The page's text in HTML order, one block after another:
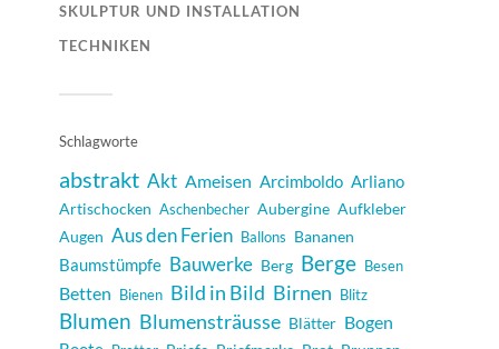
SKULPTUR UND INSTALLATION
TECHNIKEN
Schlagworte
abstrakt Akt Ameisen Arcimboldo Arliano
Artischocken Aschenbecher Aubergine Aufkleber
Augen Aus den Ferien Ballons Bananen
Baumstümpfe Bauwerke Berg Berge Besen
Betten Bienen Bild in Bild Birnen Blitz
Blumen Blumensträusse Blätter Bogen